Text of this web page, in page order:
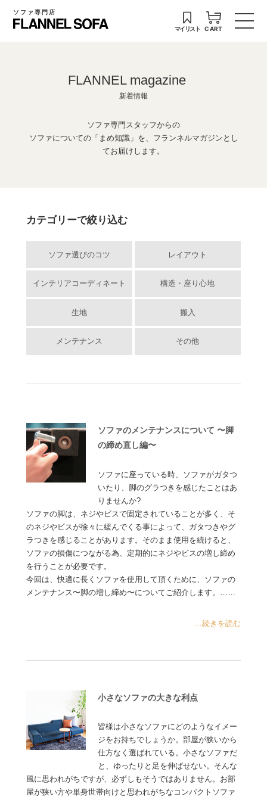
ソファ専門店
マイリスト CART
FLANNEL magazine
新着情報
ソファ専門スタッフからの
ソファについての「まめ知識」を、フランネルマガジンとし
てお届けします。
カテゴリーで絞り込む
ソファ選びのコツ レイアウト
インテリアコーディネート 構造・座り心地
生地 搬入
メンテナンス その他
ソファのメンテナンスについて 〜脚
の締め直し編〜
ソファに座っている時、ソファがガタつ
いたり、脚のグラつきを感じたことはあ
りませんか?
ソファの脚は、ネジやビスで固定されていることが多く、そ
のネジやビスが徐々に緩んでくる事によって、ガタつきやグ
ラつきを感じることがあります。そのまま使用を続けると、
ソファの損傷につながる為、定期的にネジやビスの増し締め
を行うことが必要です。
今回は、快適に長くソファを使用して頂くために、ソファの
メンテナンス〜脚の増し締め〜についてご紹介します。……
...続きを読む
小さなソファの大きな利点
皆様は小さなソファにどのようなイメー
ジをお持ちでしょうか。部屋が狭いから
仕方なく選ばれている。小さなソファだ
と、ゆったりと足を伸ばせない。そんな
風に思われがちですが、必ずしもそうではありません。お部
屋が狭い方や単身世帯向けと思われがちなコンパクトソファ